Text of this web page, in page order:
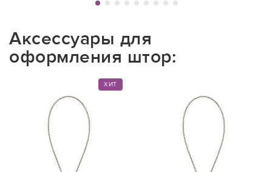
Аксессуары для
оформления штор:
ХИТ